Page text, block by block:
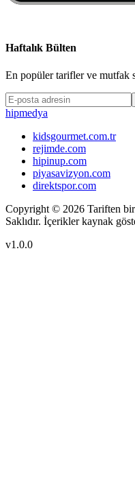
Haftalık Bülten
En popüler tarifler ve mutfak
hipmedya
kidsgourmet.com.tr
rejimde.com
hipinup.com
piyasavizyon.com
direktspor.com
Copyright © 2026 Tariften bir
Saklıdır. İçerikler kaynak
v1.0.0